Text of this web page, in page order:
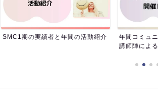
年間コミュニティSMC2期で6人の
コンサル5ヶ
た会社員て